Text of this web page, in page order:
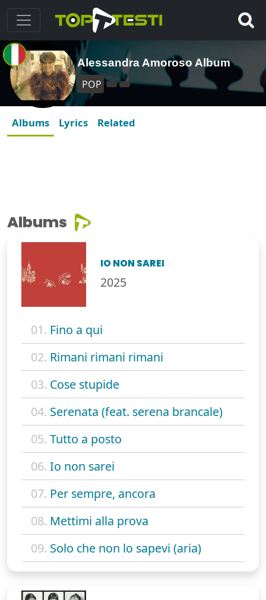
Alessandra Amoroso Album
POP
Albums Lyrics Related
Albums
IO NON SAREI
2025
01. Fino a qui
02. Rimani rimani rimani
03. Cose stupide
04. Serenata (feat. serena brancale)
05. Tutto a posto
06. Io non sarei
07. Per sempre, ancora
08. Mettimi alla prova
09. Solo che non lo sapevi (aria)